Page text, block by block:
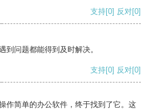
支持[0] 反对[0]
到问题都能得到及时解决。
支持[0] 反对[0]
作简单的办公软件，终于找到了它。这